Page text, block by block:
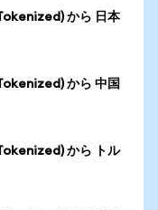
から 日本
から 中国
から トル